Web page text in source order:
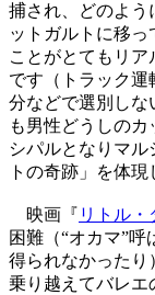
捕され、どのよう
ットガルトに移っ
ことがとてもリ
です（トラック
分などで選別しな
も男性どうしの
シパルとなりマ
トの奇跡」を体
映画『 リトル・
困難（“オカマ”
得られなかったり
乗り越えてバレエ